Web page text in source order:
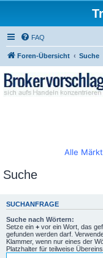
FAQ
Foren-Übersicht Suche
Alle
Suche
SUCHANFRAGE
Suche nach Wörtern:
Setze ein + vor ein Wort, das
gefunden werden darf.
Klammer, wenn nur eines der
Platzhalter für teilweise